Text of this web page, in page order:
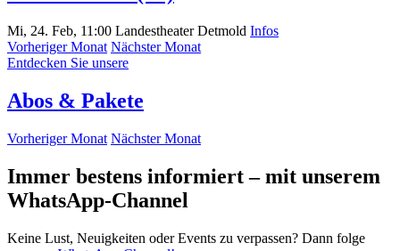
Mi, 24. Feb, 11:00 Landestheater Detmold Infos
Vorheriger Monat Nächster Monat
Entdecken Sie unsere
Abos & Pakete
Vorheriger Monat Nächster Monat
Immer bestens informiert – mit unserem
WhatsApp-Channel
Keine Lust, Neuigkeiten oder Events zu verpassen? Dann folge